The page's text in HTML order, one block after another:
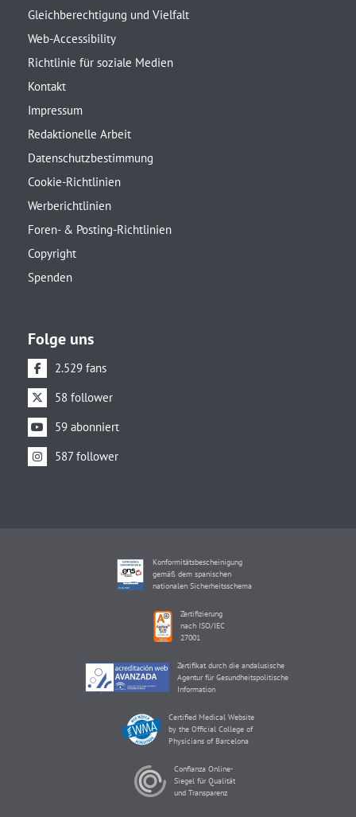
Gleichberechtigung und Vielfalt
Web-Accessibility
Richtlinie für soziale Medien
Kontakt
Impressum
Redaktionelle Arbeit
Datenschutzbestimmung
Cookie-Richtlinien
Werberichtlinien
Foren- & Posting-Richtlinien
Copyright
Spenden
Folge uns
2.529 fans
58 follower
59 abonniert
587 follower
Konformitätsbescheinigung
gemäß dem spanischen
nationalen Sicherheitsschema
Zertifizierung
nach ISO/IEC
27001
Zertifikat durch die andalusische
Agentur für Gesundheitspolitische
Information
Certified Medical Website
by the Official College of
Physicians of Barcelona
Confianza Online-
Siegel für Qualität
und Transparenz